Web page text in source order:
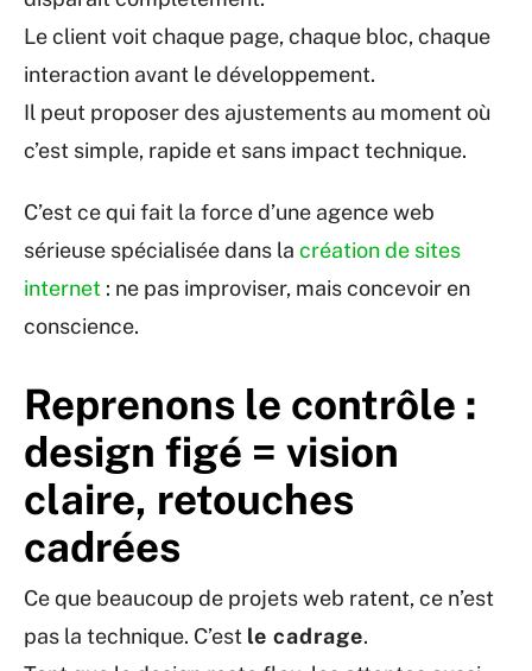
Le client voit chaque page, chaque bloc, chaque
interaction avant le développement.
Il peut proposer des ajustements au moment où
c’est simple, rapide et sans impact technique.
C’est ce qui fait la force d’une agence web
sérieuse spécialisée dans lacréation de sites
internet : ne pas improviser, mais concevoir en
conscience.
Reprenons le contrôle :
design figé = vision
claire, retouches
cadrées
Ce que beaucoup de projets web ratent, ce n’est
pas la technique. C’est le cadrage.